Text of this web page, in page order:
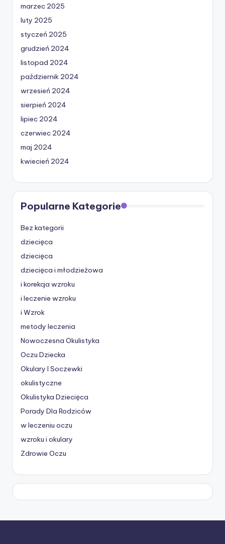
marzec 2025
luty 2025
styczeń 2025
grudzień 2024
listopad 2024
październik 2024
wrzesień 2024
sierpień 2024
lipiec 2024
czerwiec 2024
maj 2024
kwiecień 2024
Popularne Kategorie
Bez kategorii
dziecięca
dziecięca
dziecięca i młodzieżowa
i korekcja wzroku
i leczenie wzroku
i Wzrok
metody leczenia
Nowoczesna Okulistyka
Oczu Dziecka
Okulary I Soczewki
okulistyczne
Okulistyka Dziecięca
Porady Dla Rodziców
w leczeniu oczu
wzroku i okulary
Zdrowie Oczu